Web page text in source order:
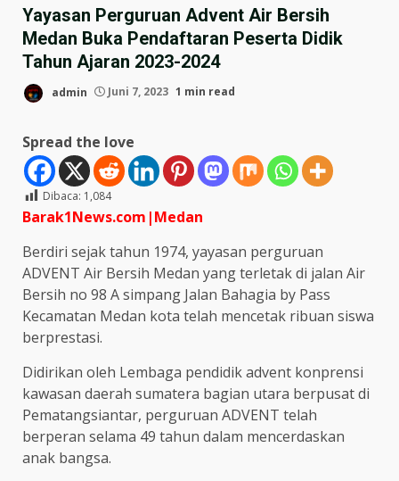
Yayasan Perguruan Advent Air Bersih
Medan Buka Pendaftaran Peserta Didik
Tahun Ajaran 2023-2024
admin Juni 7, 2023 1 min read
Spread the love
Dibaca: 1,084
Barak1News.com|Medan
Berdiri sejak tahun 1974, yayasan perguruan
ADVENT Air Bersih Medan yang terletak di jalan Air
Bersih no 98 A simpang Jalan Bahagia by Pass
Kecamatan Medan kota telah mencetak ribuan siswa
berprestasi.
Didirikan oleh Lembaga pendidik advent konprensi
kawasan daerah sumatera bagian utara berpusat di
Pematangsiantar, perguruan ADVENT telah
berperan selama 49 tahun dalam mencerdaskan
anak bangsa.